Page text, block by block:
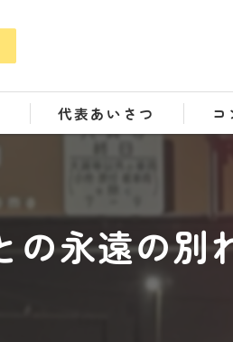
代表あいさつ コ
の永遠の別